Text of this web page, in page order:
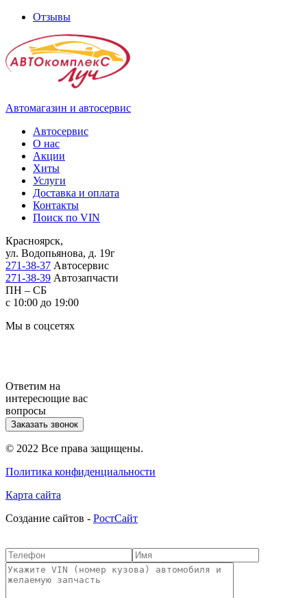
Отзывы
Автомагазин и автосервис
Автосервис
О нас
Акции
Хиты
Услуги
Доставка и оплата
Контакты
Поиск по VIN
Красноярск,
ул. Водопьянова, д. 19г
271-38-37 Автосервис
271-38-39 Автозапчасти
ПН – СБ
с 10:00 до 19:00
Мы в соцсетях
Ответим на
интересющие вас
вопросы
Заказать звонок
© 2022 Все права защищены.
Политика конфиденциальности
Карта сайта
Cоздание сайтов - РостСайт